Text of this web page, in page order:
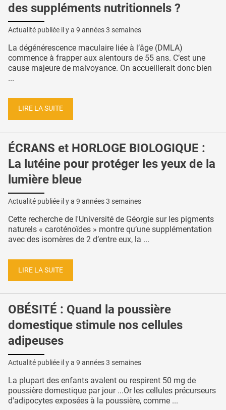
des suppléments nutritionnels ?
Actualité publiée il y a 9 années 3 semaines
La dégénérescence maculaire liée à l’âge (DMLA)
commence à frapper aux alentours de 55 ans. C’est une
cause majeure de malvoyance. On accueillerait donc bien
...
LIRE LA SUITE
ÉCRANS et HORLOGE BIOLOGIQUE :
La lutéine pour protéger les yeux de la
lumière bleue
Actualité publiée il y a 9 années 3 semaines
Cette recherche de l'Université de Géorgie sur les pigments
naturels « caroténoïdes » montre qu’une supplémentation
avec des isomères de 2 d’entre eux, la ...
LIRE LA SUITE
OBÉSITÉ : Quand la poussière
domestique stimule nos cellules
adipeuses
Actualité publiée il y a 9 années 3 semaines
La plupart des enfants avalent ou respirent 50 mg de
poussière domestique par jour ...Or les cellules précurseurs
d'adipocytes exposées à la poussière, comme ...